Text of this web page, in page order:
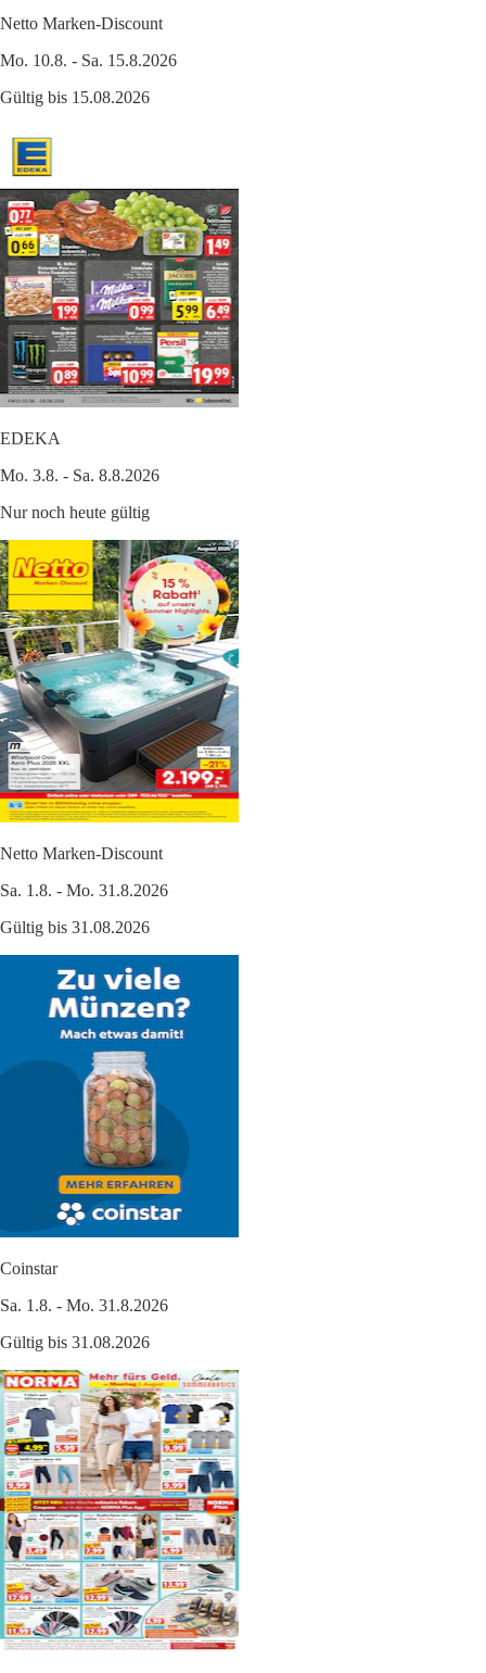
Netto Marken-Discount
Mo. 10.8. - Sa. 15.8.2026
Gültig bis 15.08.2026
EDEKA
Mo. 3.8. - Sa. 8.8.2026
Nur noch heute gültig
Netto Marken-Discount
Sa. 1.8. - Mo. 31.8.2026
Gültig bis 31.08.2026
Coinstar
Sa. 1.8. - Mo. 31.8.2026
Gültig bis 31.08.2026